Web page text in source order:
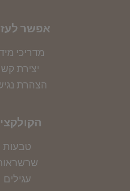
מדידת קוטר צמיד
?אפשר
מדריכי
יצירת
הצהרת
טבעות
עגילים